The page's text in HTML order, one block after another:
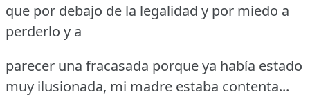
que por debajo de la legalidad y por miedo a
perderlo y a
parecer una fracasada porque ya había estado
muy ilusionada, mi madre estaba contenta...